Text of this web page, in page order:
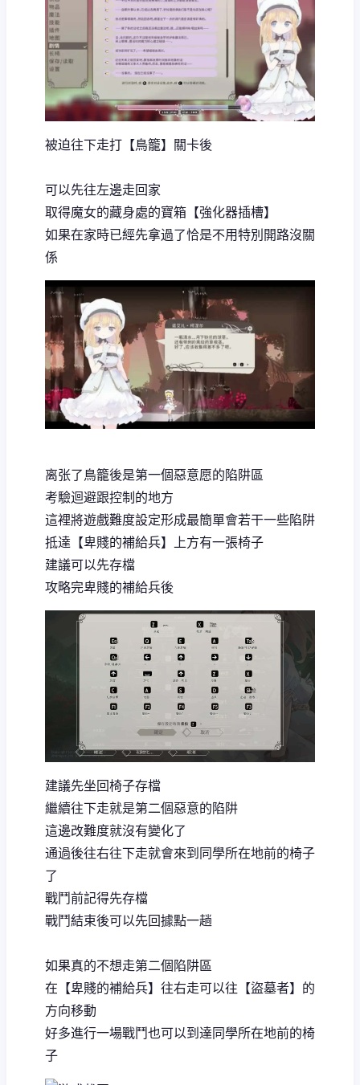
被迫往下走打【鳥籠】關卡後
可以先往左邊走回家
取得魔女的藏身處的寶箱【強化器插槽】
如果在家時已經先拿過了恰是不用特別開路沒關
係
离张了鳥籠後是第一個惡意愿的陷阱區
考驗迴避跟控制的地方
這裡將遊戲難度設定形成最簡單會若干一些陷阱
抵達【卑賤的補給兵】上方有一張椅子
建議可以先存檔
攻略完卑賤的補給兵後
建議先坐回椅子存檔
繼續往下走就是第二個惡意的陷阱
這邊改難度就沒有變化了
通過後往右往下走就會來到同學所在地前的椅子
了
戰鬥前記得先存檔
戰鬥結束後可以先回據點一趟
如果真的不想走第二個陷阱區
在【卑賤的補給兵】往右走可以往【盜墓者】的
方向移動
好多進行一場戰鬥也可以到達同學所在地前的椅
子